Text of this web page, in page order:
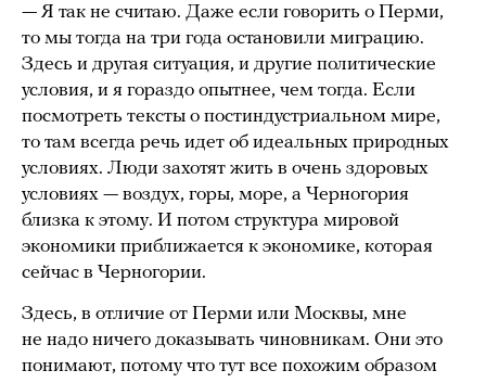
— Я так не считаю. Даже если говорить о Перми,
то мы тогда на три года остановили миграцию.
Здесь и другая ситуация, и другие политические
условия, и я гораздо опытнее, чем тогда. Если
посмотреть тексты о постиндустриальном мире,
то там всегда речь идет об идеальных природных
условиях. Люди захотят жить в очень здоровых
условиях — воздух, горы, море, а Черногория
близка к этому. И потом структура мировой
экономики приближается к экономике, которая
сейчас в Черногории.
Здесь, в отличие от Перми или Москвы, мне
не надо ничего доказывать чиновникам. Они это
понимают, потому что тут все похожим образом